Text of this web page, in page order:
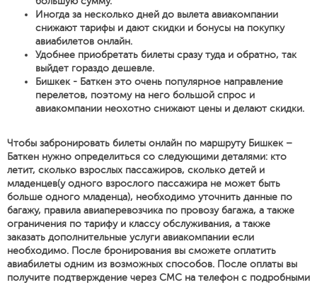
Иногда за несколько дней до вылета авиакомпании
снижают тарифы и дают скидки и бонусы на покупку
авиабилетов онлайн.
Удобнее приобретать билеты сразу туда и обратно, так
выйдет гораздо дешевле.
Бишкек - Баткен это очень популярное направление
перелетов, поэтому на него большой спрос и
авиакомпании неохотно снижают цены и делают скидки.
Чтобы забронировать билеты онлайн по маршруту Бишкек –
Баткен нужно определиться со следующими деталями: кто
летит, сколько взрослых пассажиров, сколько детей и
младенцев(у одного взрослого пассажира не может быть
больше одного младенца), необходимо уточнить данные по
багажу, правила авиаперевозчика по провозу багажа, а также
ограничения по тарифу и классу обслуживания, а также
заказать дополнительные услуги авиакомпании если
необходимо. После бронирования вы сможете оплатить
авиабилеты одним из возможных способов. После оплаты вы
получите подтверждение через СМС на телефон с подробными